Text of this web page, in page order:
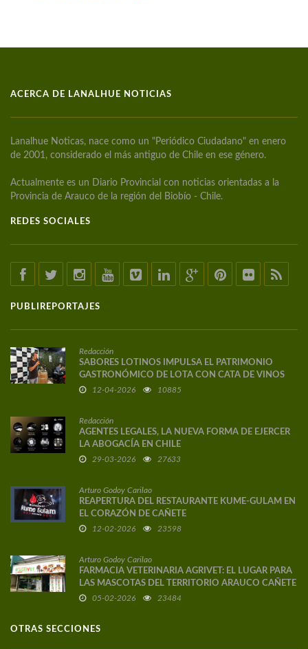
ACERCA DE LANALHUE NOTICIAS
Lanalhue Noticas, nace como un "Periódico Ciudadano" en enero
de 2001, considerado el más antiguo de Chile en ese género.
Actualmente es un Diario Provincial con noticias orientadas a la
Provincia de Arauco de la región del Biobío - Chile.
REDES SOCIALES
PUBLIREPORTAJES
Redacción
SABORES LOTINOS IMPULSA EL PATRIMONIO
GASTRONÓMICO DE LOTA CON CATA DE VINOS
DE AUTOR
12-04-2026 10885
Redacción
AGENTES LEGALES, LA NUEVA FORMA DE EJERCER
LA ABOGACÍA EN CHILE
29-03-2026 27633
Arturo Godoy Carilao
REAPERTURA DEL RESTAURANTE KUME-GULAM EN
EL CORAZÓN DE CAÑETE
12-02-2026 23598
Arturo Godoy Carilao
FARMACIA VETERINARIA AGRIVET: EL LUGAR PARA
LAS MASCOTAS DEL TERRITORIO ARAUCO CAÑETE
05-02-2026 23484
OTRAS SECCIONES